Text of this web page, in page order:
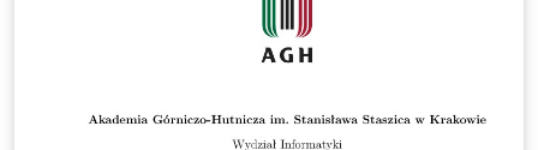
content/uploads/2021/12/WIMiIP-2021-strona-tytulowa-